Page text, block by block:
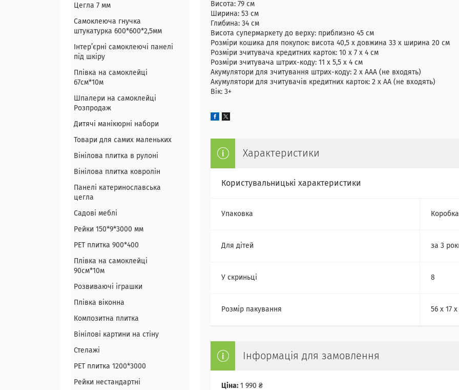
Висота: 79 см
Ширина: 53 см
Глибина: 34 см
Висота супермаркету до верху: приблизно 45 см
Розміри кошика для покупок: висота 40,5 х довжина 33 х ширина 20 см
Розміри зчитувача кредитних карток: 10 х 7 х 4 см
Розміри зчитувача штрих-коду: 11 х 5,5 х 4 см
Акумулятори для зчитування штрих-коду: 2 х ААА (не входять)
Акумулятори для зчитувачів кредитних карток: 2 х АА (не входять)
Вік: 3+
Характеристики
Користувальницькі характеристики
Упаковка Коробка
Для дітей за 3
У скриньці 8
Розмір пакування 56 х 17
Інформація для замовлення
Ціна: 1 990 ₴
Цегла 7 мм
Самоклеюча гнучка
штукатурка 600*600*2,5мм
Інтер’єрні самоклеючі панелі
під шкіру
Плівка на самоклейці
67см*10м
Шпалери на самоклейці
Розпродаж
Дитячі манікюрні набори
Товари для самих маленьких
Вінілова плитка в рулоні
Вінілова плитка ковролін
Панелі катеринославська
цегла
Садові меблі
Рейки 150*9*3000 мм
PET плитка 900*400
Плівка на самоклейці
90см*10м
Розвиваючі іграшки
Плівка віконна
Композитна плитка
Вінілові картини на стіну
Стелажі
PЕT плитка 1200*3000
Рейки нестандартні